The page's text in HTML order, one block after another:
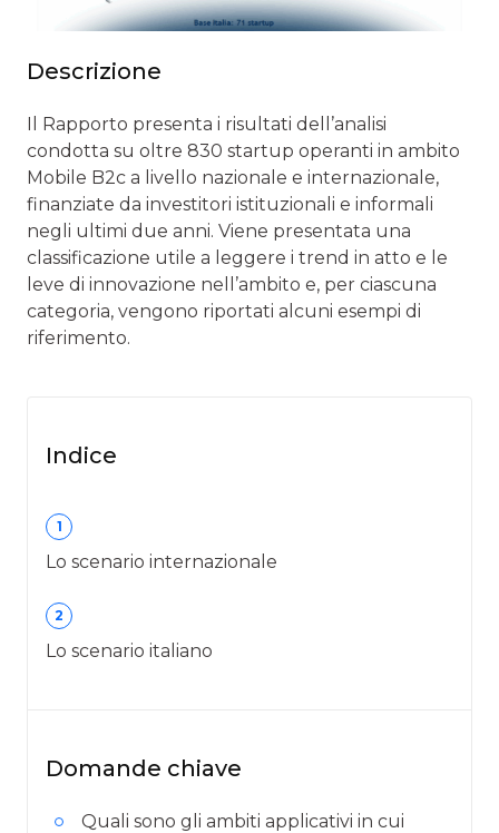
Descrizione
Il Rapporto presenta i risultati dell’analisi
condotta su oltre 830 startup operanti in ambito
Mobile B2c a livello nazionale e internazionale,
finanziate da investitori istituzionali e informali
negli ultimi due anni. Viene presentata una
classificazione utile a leggere i trend in atto e le
leve di innovazione nell’ambito e, per ciascuna
categoria, vengono riportati alcuni esempi di
riferimento.
Indice
1
Lo scenario internazionale
2
Lo scenario italiano
Domande chiave
Quali sono gli ambiti applicativi in cui